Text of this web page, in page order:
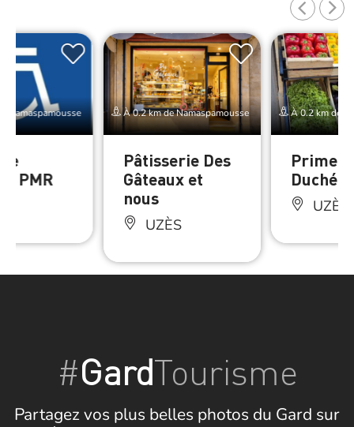
Namaspamousse
PMR
À 0.2 km de Namaspamousse
Pâtisserie Des
Gâteaux et
nous
UZÈS
À 0.2 km de
Duché
UZÈS
#GardTourisme
Partagez vos plus belles photos du Gard sur